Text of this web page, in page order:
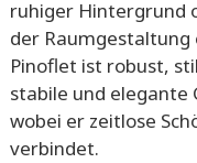
ruhiger Hintergrund
der Raumgestaltung
Pinoflet ist robust,
stabile und
wobei er zeitlose
verbindet.